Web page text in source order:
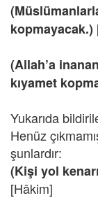
kopmayacak.)
(Allah’a
kıyamet
Yukarıda
Henüz
şunlardır:
(Kişi yol
[Hâkim]